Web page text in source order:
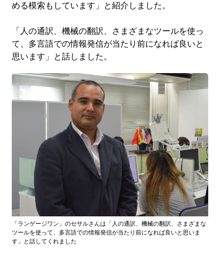
める模索もしています」と紹介しました。
「人の通訳、機械の翻訳、さまざまなツールを使っ
て、多言語での情報発信が当たり前になれば良いと
思います」と話しました。
「ランゲージワン」のセサルさんは「人の通訳、機械の翻訳、さまざまな
ツールを使って、多言語での情報発信が当たり前になれば良いと思いま
す」と話してくれました